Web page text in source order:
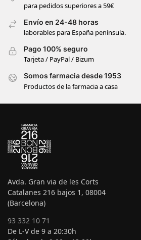
para pedidos superiores a 59€
Envío en 24-48 horas
laborables para España península.
Pago 100% seguro
Tarjeta / PayPal / Bizum
Somos farmacia desde 1953
Productos de la farmacia a casa
Avda. Gran via de les Corts
Catalanes 216 bajos 1, 08004
(Barcelona)
93 332 10 71
De L-V de 9 a 20:30h